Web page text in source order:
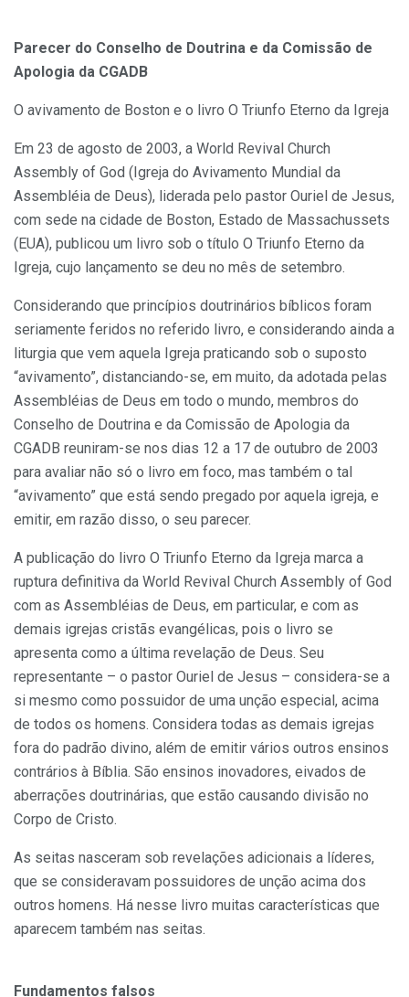
Parecer do Conselho de Doutrina e da Comissão de
Apologia da CGADB
O avivamento de Boston e o livro O Triunfo Eterno da Igreja
Em 23 de agosto de 2003, a World Revival Church
Assembly of God (Igreja do Avivamento Mundial da
Assembléia de Deus), liderada pelo pastor Ouriel de Jesus,
com sede na cidade de Boston, Estado de Massachussets
(EUA), publicou um livro sob o título O Triunfo Eterno da
Igreja, cujo lançamento se deu no mês de setembro.
Considerando que princípios doutrinários bíblicos foram
seriamente feridos no referido livro, e considerando ainda a
liturgia que vem aquela Igreja praticando sob o suposto
“avivamento”, distanciando-se, em muito, da adotada pelas
Assembléias de Deus em todo o mundo, membros do
Conselho de Doutrina e da Comissão de Apologia da
CGADB reuniram-se nos dias 12 a 17 de outubro de 2003
para avaliar não só o livro em foco, mas também o tal
“avivamento” que está sendo pregado por aquela igreja, e
emitir, em razão disso, o seu parecer.
A publicação do livro O Triunfo Eterno da Igreja marca a
ruptura definitiva da World Revival Church Assembly of God
com as Assembléias de Deus, em particular, e com as
demais igrejas cristãs evangélicas, pois o livro se
apresenta como a última revelação de Deus. Seu
representante – o pastor Ouriel de Jesus – considera-se a
si mesmo como possuidor de uma unção especial, acima
de todos os homens. Considera todas as demais igrejas
fora do padrão divino, além de emitir vários outros ensinos
contrários à Bíblia. São ensinos inovadores, eivados de
aberrações doutrinárias, que estão causando divisão no
Corpo de Cristo.
As seitas nasceram sob revelações adicionais a líderes,
que se consideravam possuidores de unção acima dos
outros homens. Há nesse livro muitas características que
aparecem também nas seitas.
Fundamentos falsos